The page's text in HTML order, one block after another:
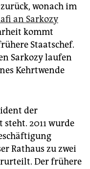
wonach im
an Sarkozy
kommt
Staatschef.
Sarkozy laufen
Kehrtwende
der
2011 wurde
Rathaus zu zwei
Der frühere